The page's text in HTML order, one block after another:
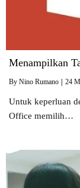
Menampilkan
By Nino Rumano 24
Untuk keperluan
Office memilih…